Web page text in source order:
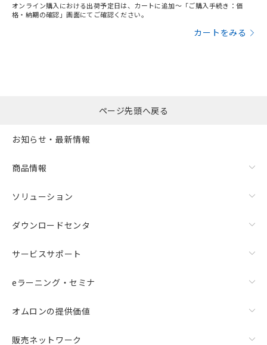
オンライン購入における出荷予定日は、カートに追加～「ご購入手続き：価
格・納期の確認」画面にてご確認ください。
カートをみる
ページ先頭へ戻る
お知らせ・最新情報
商品情報
ソリューション
ダウンロードセンタ
サービスサポート
eラーニング・セミナ
オムロンの提供価値
販売ネットワーク